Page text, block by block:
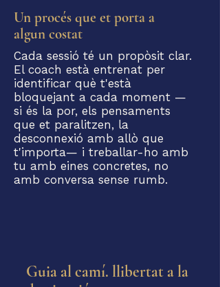
Un procés que et porta a
algun costat
Cada sessió té un propòsit clar.
El coach està entrenat per
identificar què t'està
bloquejant a cada moment —
si és la por, els pensaments
que et paralitzen, la
desconnexió amb allò que
t'importa— i treballar-ho amb
tu amb eines concretes, no
amb conversa sense rumb.
Guia al camí. llibertat a la